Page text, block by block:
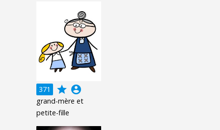
371 grade account_circle
grand-mère et
petite-fille